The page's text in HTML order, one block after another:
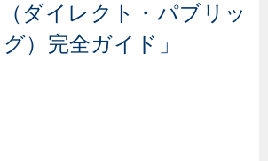
ダイレクト・パブリッ
）完全ガイド」